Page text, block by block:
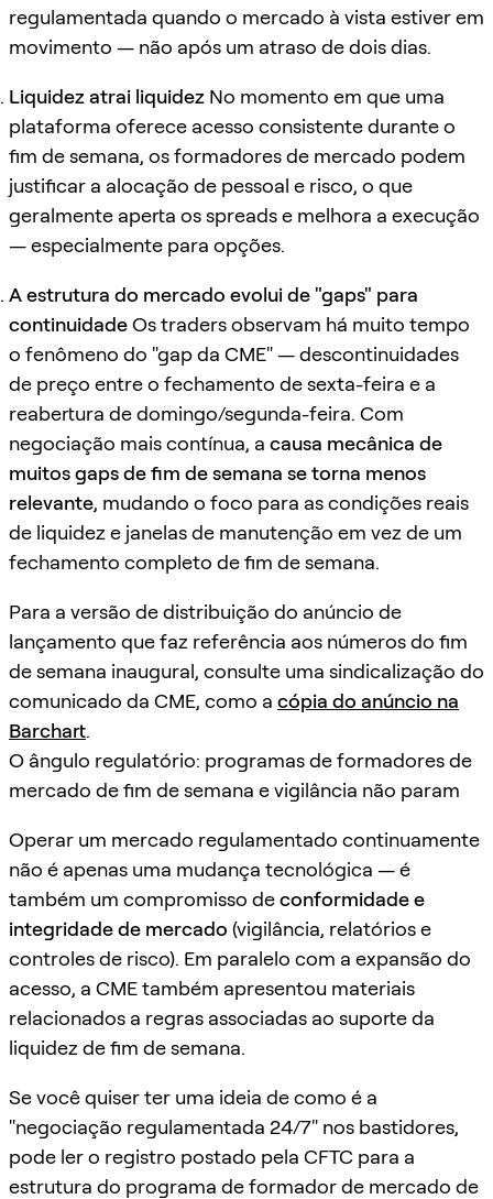
regulamentada quando o mercado à vista estiver em
movimento — não após um atraso de dois dias.
Liquidez atrai liquidez No momento em que uma
plataforma oferece acesso consistente durante o
fim de semana, os formadores de mercado podem
justificar a alocação de pessoal e risco, o que
geralmente aperta os spreads e melhora a execução
— especialmente para opções.
A estrutura do mercado evolui de "gaps" para
continuidadeOs traders observam há muito tempo
o fenômeno do "gap da CME" — descontinuidades
de preço entre o fechamento de sexta-feira e a
reabertura de domingo/segunda-feira. Com
negociação mais contínua, a causa mecânica de
muitos gaps de fim de semana se torna menos
relevante, mudando o foco para as condições reais
de liquidez e janelas de manutenção em vez de um
fechamento completo de fim de semana.
Para a versão de distribuição do anúncio de
lançamento que faz referência aos números do fim
de semana inaugural, consulte uma sindicalização do
comunicado da CME, como a cópia do anúncio na
Barchart.
O ângulo regulatório: programas de formadores de
mercado de fim de semana e vigilância não param
Operar um mercado regulamentado continuamente
não é apenas uma mudança tecnológica — é
também um compromisso deconformidade e
integridade de mercado (vigilância, relatórios e
controles de risco). Em paralelo com a expansão do
acesso, a CME também apresentou materiais
relacionados a regras associadas ao suporte da
liquidez de fim de semana.
Se você quiser ter uma ideia de como é a
"negociação regulamentada 24/7" nos bastidores,
pode ler o registro postado pela CFTC para a
estrutura do programa de formador de mercado de